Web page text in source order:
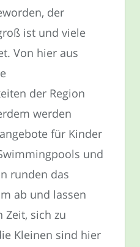
der
ist und viele
Von hier aus
der Region
werden
für Kinder
und
runden das
ab und lassen
Zeit, sich zu
Kleinen sind hier